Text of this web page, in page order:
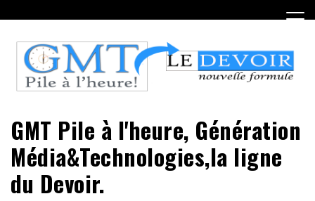
to
content
GMT Pile à l'heure, Génération
Média&Technologies,la ligne
du Devoir.